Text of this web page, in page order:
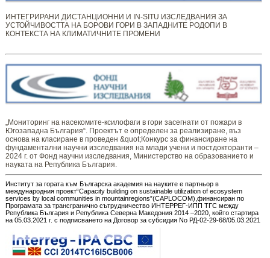
ИНТЕГРИРАНИ ДИСТАНЦИОННИ И IN-SITU ИЗСЛЕДВАНИЯ ЗА
УСТОЙЧИВОСТТА НА БОРОВИ ГОРИ В ЗАПАДНИТЕ РОДОПИ В
КОНТЕКСТА НА КЛИМАТИЧНИТЕ ПРОМЕНИ
„Мониторинг ​​​на ​​насекомите-ксилофаги в гори засегнати от пожари в
Югозападна България“. Проектът е определен за реализиране, въз
основа на класиране в проведен &quot;Конкурс за финансиране на
фундаментални научни изследвания на млади учени и постдокторанти –
2024 г. от Фонд научни изследвания, Министерство на образованието и
науката на Република България.
Институт за гората към Българска академия на науките е партньор в
международния проект“Capacity building on sustainable utilization of ecosystem
services by local communities in mountainregions”(CAPLOCOM),финансиран по
Програмата за трансгранично сътрудничество ИНТЕРРЕГ-ИПП ТГС между
Република България и Република Северна Македония 2014 –2020, който стартира
на 05.03.2021 г. с подписването на Договор за субсидия No РД-02-29-68/05.03.2021